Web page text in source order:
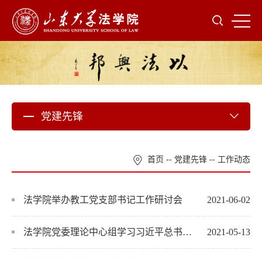
党建先锋
首页 -- 党建先锋 -- 工作动态
2021-06-02
法学院举办教工党支部书记工作研讨会
2021-05-13
法学院党委理论中心组学习习近平总书记给《文史哲》编辑部全体编辑人员的回信